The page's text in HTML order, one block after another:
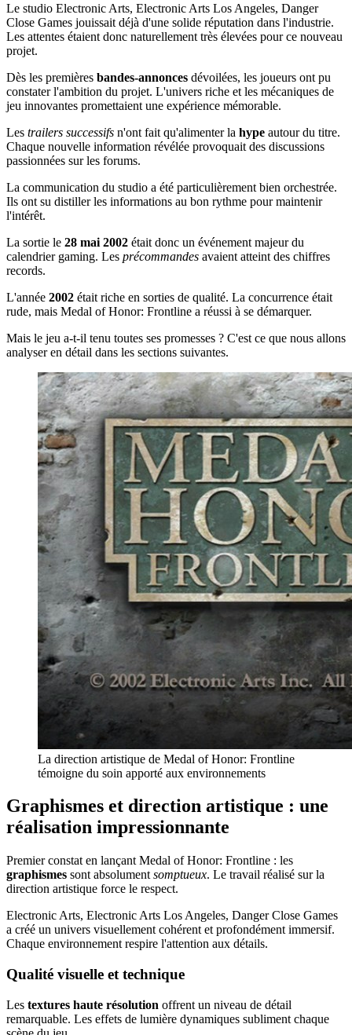
Le studio Electronic Arts, Electronic Arts Los Angeles, Danger
Close Games jouissait déjà d'une solide réputation dans l'industrie.
Les attentes étaient donc naturellement très élevées pour ce nouveau
projet.
Dès les premières bandes-annonces dévoilées, les joueurs ont pu
constater l'ambition du projet. L'univers riche et les mécaniques de
jeu innovantes promettaient une expérience mémorable.
Les trailers successifs n'ont fait qu'alimenter la hype autour du titre.
Chaque nouvelle information révélée provoquait des discussions
passionnées sur les forums.
La communication du studio a été particulièrement bien orchestrée.
Ils ont su distiller les informations au bon rythme pour maintenir
l'intérêt.
La sortie le 28 mai 2002 était donc un événement majeur du
calendrier gaming. Les précommandes avaient atteint des chiffres
records.
L'année 2002 était riche en sorties de qualité. La concurrence était
rude, mais Medal of Honor: Frontline a réussi à se démarquer.
Mais le jeu a-t-il tenu toutes ses promesses ? C'est ce que nous allons
analyser en détail dans les sections suivantes.
La direction artistique de Medal of Honor: Frontline
témoigne du soin apporté aux environnements
Graphismes et direction artistique : une
réalisation impressionnante
Premier constat en lançant Medal of Honor: Frontline : les
graphismes sont absolument somptueux. Le travail réalisé sur la
direction artistique force le respect.
Electronic Arts, Electronic Arts Los Angeles, Danger Close Games
a créé un univers visuellement cohérent et profondément immersif.
Chaque environnement respire l'attention aux détails.
Qualité visuelle et technique
Les textures haute résolution offrent un niveau de détail
remarquable. Les effets de lumière dynamiques subliment chaque